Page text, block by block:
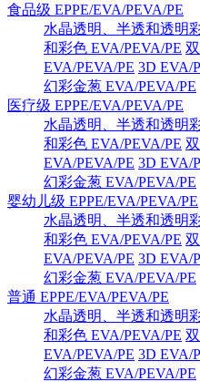
食品级 EPPE/EVA/PEVA/PE
水晶透明、半透和透明
和彩色 EVA/PEVA/PE
EVA/PEVA/PE 3D EVA/
幻彩金葱 EVA/PEVA/PE
医疗级 EPPE/EVA/PEVA/PE
水晶透明、半透和透明
和彩色 EVA/PEVA/PE
EVA/PEVA/PE 3D EVA/
幻彩金葱 EVA/PEVA/PE
婴幼儿级 EPPE/EVA/PEVA/PE
水晶透明、半透和透明
和彩色 EVA/PEVA/PE
EVA/PEVA/PE 3D EVA/
幻彩金葱 EVA/PEVA/PE
普通 EPPE/EVA/PEVA/PE
水晶透明、半透和透明
和彩色 EVA/PEVA/PE
EVA/PEVA/PE 3D EVA/
幻彩金葱 EVA/PEVA/PE